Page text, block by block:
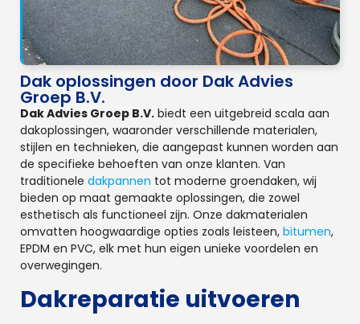
Dak oplossingen door Dak Advies
Groep B.V.
Dak Advies Groep B.V. biedt een uitgebreid scala aan
dakoplossingen, waaronder verschillende materialen,
stijlen en technieken, die aangepast kunnen worden aan
de specifieke behoeften van onze klanten. Van
traditionele dakpannen tot moderne groendaken, wij
bieden op maat gemaakte oplossingen, die zowel
esthetisch als functioneel zijn. Onze dakmaterialen
omvatten hoogwaardige opties zoals leisteen, bitumen,
EPDM en PVC, elk met hun eigen unieke voordelen en
overwegingen.
Dakreparatie uitvoeren